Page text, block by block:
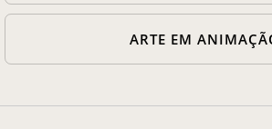
ARTE EM